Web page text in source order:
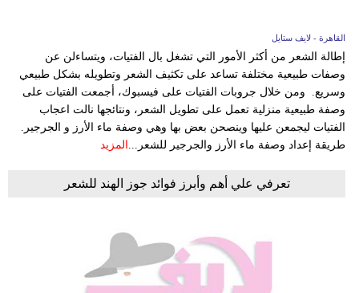
القاهرة - لايف ستايل
إطالة الشعر من أكثر الأمور التي تشغل بال الفتيات، ويتساءلن عن
وصفات طبيعية مختلفة تساعد على تكثيف الشعر وتطويله بشكل طبيعي
وسريع. ومن خلال جروبات الفتيات على فيسبوك، أجمعت الفتيات على
وصفة طبيعية منزلية تعمل على تطويل الشعر، ونتائجها نالت اعجاب
الفتيات ليجمعن عليها وينصحن بعض بها وهي وصفة ماء الأرز و الجرجير.
طريقة إعداد وصفة ماء الأرز والجرجير للشعر... المزيد
تعرفي علي أهم وأبرز فوائد جوز الهند للشعر